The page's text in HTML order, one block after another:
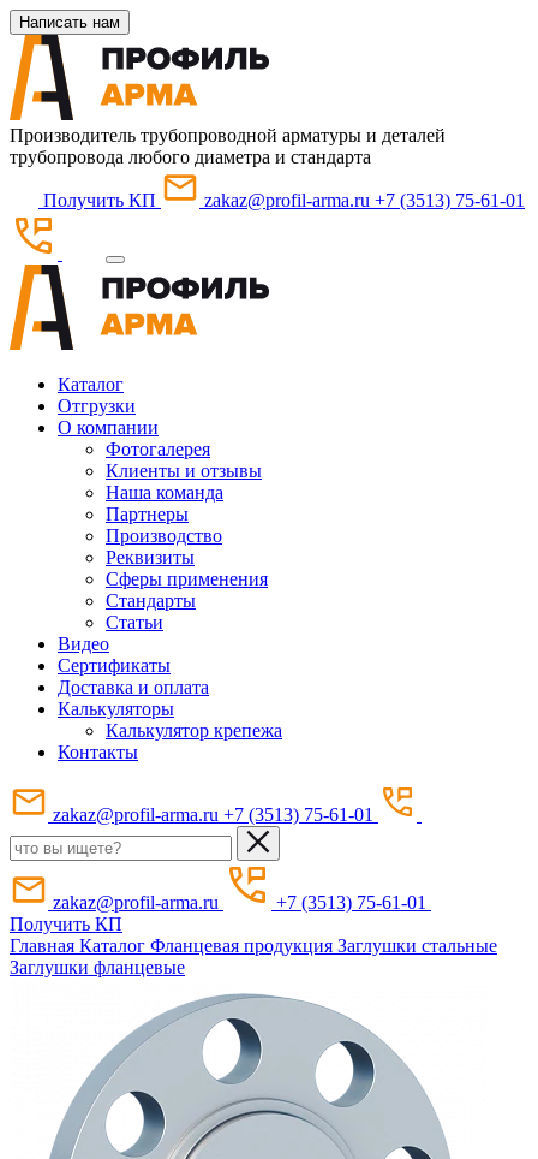
Написать нам
Производитель трубопроводной арматуры и деталей
трубопровода любого диаметра и стандарта
Получить КП zakaz@profil-arma.ru +7 (3513) 75-61-01
Каталог
Отгрузки
О компании
Фотогалерея
Клиенты и отзывы
Наша команда
Партнеры
Производство
Реквизиты
Сферы применения
Стандарты
Статьи
Видео
Сертификаты
Доставка и оплата
Калькуляторы
Калькулятор крепежа
Контакты
zakaz@profil-arma.ru +7 (3513) 75-61-01
zakaz@profil-arma.ru
+7 (3513) 75-61-01
Получить КП
Главная Каталог Фланцевая продукция Заглушки стальные
Заглушки фланцевые